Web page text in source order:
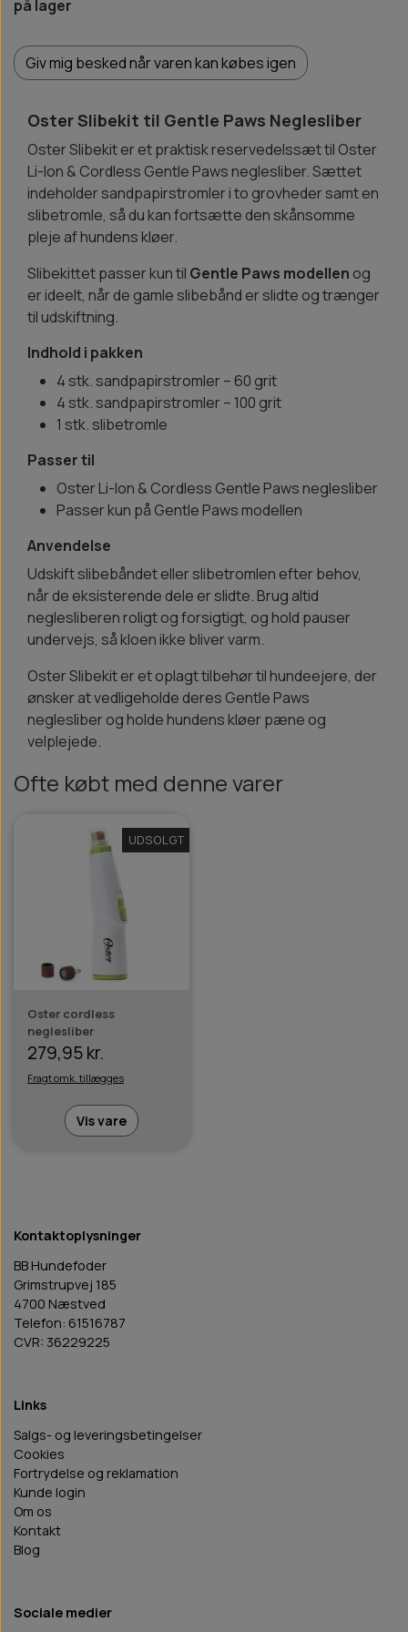
på lager
Giv mig besked når varen kan købes igen
Oster Slibekit til Gentle Paws Neglesliber
Oster Slibekit er et praktisk reservedelssæt til Oster
Li-Ion & Cordless Gentle Paws neglesliber. Sættet
indeholder sandpapirstromler i to grovheder samt en
slibetromle, så du kan fortsætte den skånsomme
pleje af hundens kløer.
Slibekittet passer kun til Gentle Paws modellen og
er ideelt, når de gamle slibebånd er slidte og trænger
til udskiftning.
Indhold i pakken
4 stk. sandpapirstromler – 60 grit
4 stk. sandpapirstromler – 100 grit
1 stk. slibetromle
Passer til
Oster Li-Ion & Cordless Gentle Paws neglesliber
Passer kun på Gentle Paws modellen
Anvendelse
Udskift slibebåndet eller slibetromlen efter behov,
når de eksisterende dele er slidte. Brug altid
neglesliberen roligt og forsigtigt, og hold pauser
undervejs, så kloen ikke bliver varm.
Oster Slibekit er et oplagt tilbehør til hundeejere, der
ønsker at vedligeholde deres Gentle Paws
neglesliber og holde hundens kløer pæne og
velplejede.
Ofte købt med denne varer
UDSOLGT
Oster cordless
neglesliber
279,95 kr.
Fragt omk. tillægges
Vis vare
Kontaktoplysninger
BB Hundefoder
Grimstrupvej 185
4700 Næstved
Telefon: 61516787
CVR: 36229225
Links
Salgs- og leveringsbetingelser
Cookies
Fortrydelse og reklamation
Kunde login
Om os
Kontakt
Blog
Sociale medier